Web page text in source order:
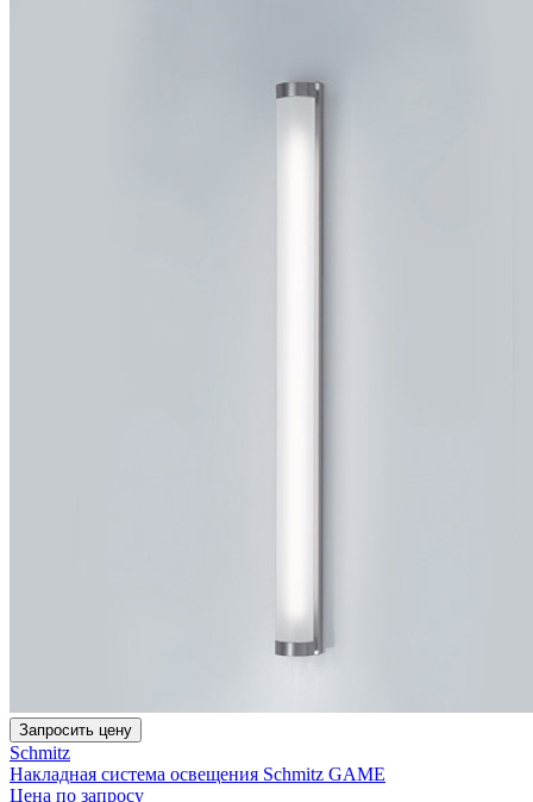
Запросить цену
Schmitz
Накладная система освещения Schmitz GAME
Цена по запросу